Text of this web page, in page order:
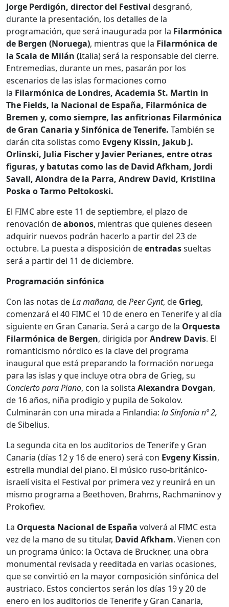
Jorge Perdigón, director del Festival desgranó,
durante la presentación, los detalles de la
programación, que será inaugurada por la Filarmónica
de Bergen (Noruega), mientras que la Filarmónica de
la Scala de Milán (Italia) será la responsable del cierre.
Entremedias, durante un mes, pasarán por los
escenarios de las islas formaciones como
la Filarmónica de Londres, Academia St. Martin in
The Fields, la Nacional de España, Filarmónica de
Bremen y, como siempre, las anfitrionas Filarmónica
de Gran Canaria y Sinfónica de Tenerife. También se
darán cita solistas como Evgeny Kissin, Jakub J.
Orlinski, Julia Fischer y Javier Perianes, entre otras
figuras, y batutas como las de David Afkham, Jordi
Savall, Alondra de la Parra, Andrew David, Kristiina
Poska o Tarmo Peltokoski.
El FIMC abre este 11 de septiembre, el plazo de
renovación deabonos, mientras que quienes deseen
adquirir nuevos podrán hacerlo a partir del 23 de
octubre. La puesta a disposición deentradassueltas
será a partir del 11 de diciembre.
Programación sinfónica
Con las notas deLa mañana, dePeer Gynt, de Grieg,
comenzará el 40 FIMC el 10 de enero en Tenerife y al día
siguiente en Gran Canaria. Será a cargo de la Orquesta
Filarmónica de Bergen, dirigida porAndrew Davis. El
romanticismo nórdico es la clave del programa
inaugural que está preparando la formación noruega
para las islas y que incluye otra obra de Grieg, su
Concierto para Piano, con la solista Alexandra Dovgan,
de 16 años, niña prodigio y pupila de Sokolov.
Culminarán con una mirada a Finlandia: la Sinfonía nº 2,
de Sibelius.
La segunda cita en los auditorios de Tenerife y Gran
Canaria (días 12 y 16 de enero) será con Evgeny Kissin,
estrella mundial del piano. El músico ruso-británico-
israelí visita el Festival por primera vez y reunirá en un
mismo programa a Beethoven, Brahms, Rachmaninov y
Prokofiev.
La Orquesta Nacional de España volverá al FIMC esta
vez de la mano de su titular, David Afkham. Vienen con
un programa único: la Octava de Bruckner, una obra
monumental revisada y reeditada en varias ocasiones,
que se convirtió en la mayor composición sinfónica del
austriaco. Estos conciertos serán los días 19 y 20 de
enero en los auditorios de Tenerife y Gran Canaria,